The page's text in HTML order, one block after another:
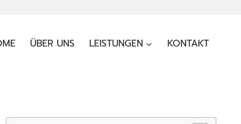
ÜBER UNS LEISTUNGEN KONTAKT